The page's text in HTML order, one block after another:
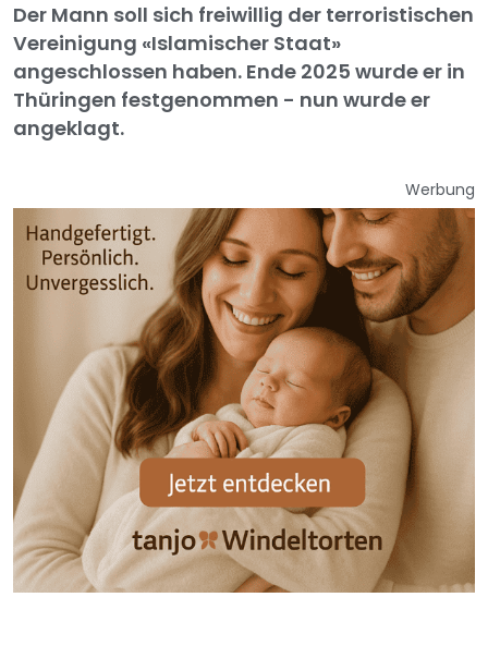
Der Mann soll sich freiwillig der terroristischen
Vereinigung «Islamischer Staat»
angeschlossen haben. Ende 2025 wurde er in
Thüringen festgenommen - nun wurde er
angeklagt.
Werbung